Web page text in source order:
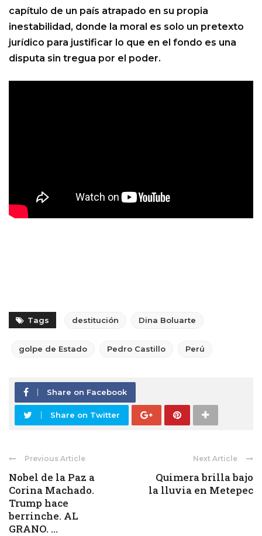
capítulo de un país atrapado en su propia
inestabilidad, donde la moral es solo un pretexto
jurídico para justificar lo que en el fondo es una
disputa sin tregua por el poder.
Tags destitución Dina Boluarte
golpe de Estado Pedro Castillo Perú
Share on Facebook
Share on Twitter
Previous Article
Nobel de la Paz a
Corina Machado.
Trump hace
berrinche. AL
GRANO. ...
Next Article
Quimera brilla bajo
la lluvia en Metepec